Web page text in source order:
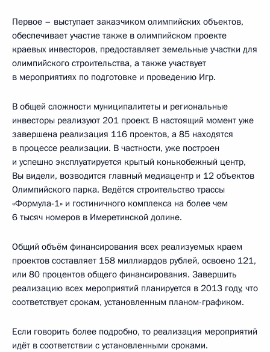
Первое – выступает заказчиком олимпийских объектов,
обеспечивает участие также в олимпийском проекте
краевых инвесторов, предоставляет земельные участки для
олимпийского строительства, а также участвует
в мероприятиях по подготовке и проведению Игр.
В общей сложности муниципалитеты и региональные
инвесторы реализуют 201 проект. В настоящий момент уже
завершена реализация 116 проектов, а 85 находятся
в процессе реализации. В частности, уже построен
и успешно эксплуатируется крытый конькобежный центр,
Вы видели, возводится главный медиацентр и 12 объектов
Олимпийского парка. Ведётся строительство трассы
«Формула-1» и гостиничного комплекса на более чем
6 тысяч номеров в Имеретинской долине.
Общий объём финансирования всех реализуемых краем
проектов составляет 158 миллиардов рублей, освоено 121,
или 80 процентов общего финансирования. Завершить
реализацию всех мероприятий планируется в 2013 году, что
соответствует срокам, установленным планом-графиком.
Если говорить более подробно, то реализация мероприятий
идёт в соответствии с установленными сроками.